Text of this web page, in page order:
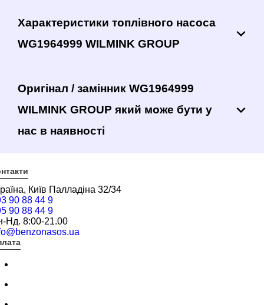
Характеристики топлівного насоса
WG1964999 WILMINK GROUP
Оригінал / замінник WG1964999
WILMINK GROUP який може бути у
нас в наявності
Київ Палладіна 32/34
90 88 44 9
90 88 44 9
Нд. 8:00-21.00